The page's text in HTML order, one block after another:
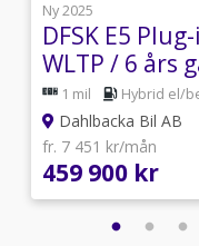
Ny 2025
DFSK E5
WLTP / 6 års
1 mil Hybrid el/
Dahlbacka Bil AB
fr. 7 451 kr/mån
459 900 kr